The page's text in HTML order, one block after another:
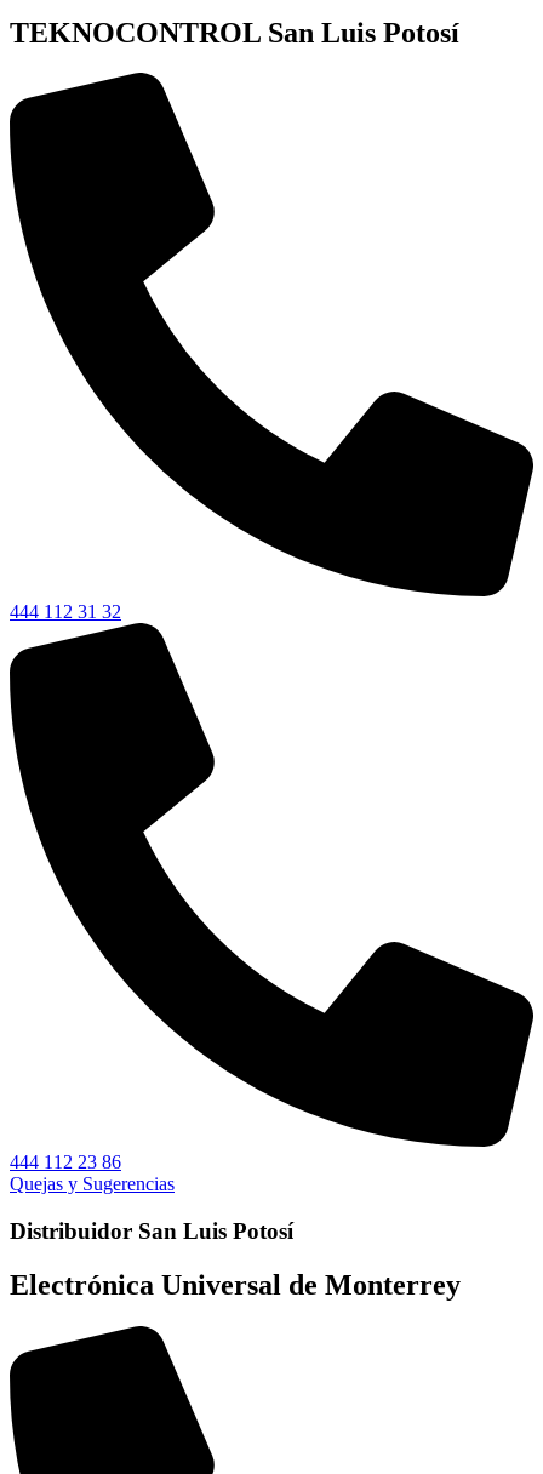
TEKNOCONTROL San Luis Potosí
444 112 31 32
444 112 23 86
Quejas y Sugerencias
Distribuidor San Luis Potosí
Electrónica Universal de Monterrey